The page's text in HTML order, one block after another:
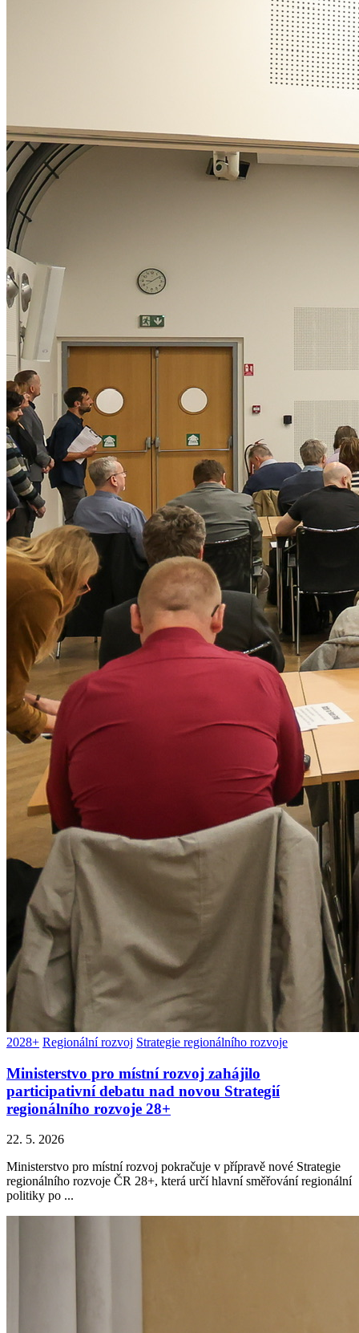
2028+ Regionální rozvoj Strategie regionálního rozvoje
Ministerstvo pro místní rozvoj zahájilo
participativní debatu nad novou Strategií
regionálního rozvoje 28+
22. 5. 2026
Ministerstvo pro místní rozvoj pokračuje v přípravě nové Strategie
regionálního rozvoje ČR 28+, která určí hlavní směřování regionální
politiky po ...